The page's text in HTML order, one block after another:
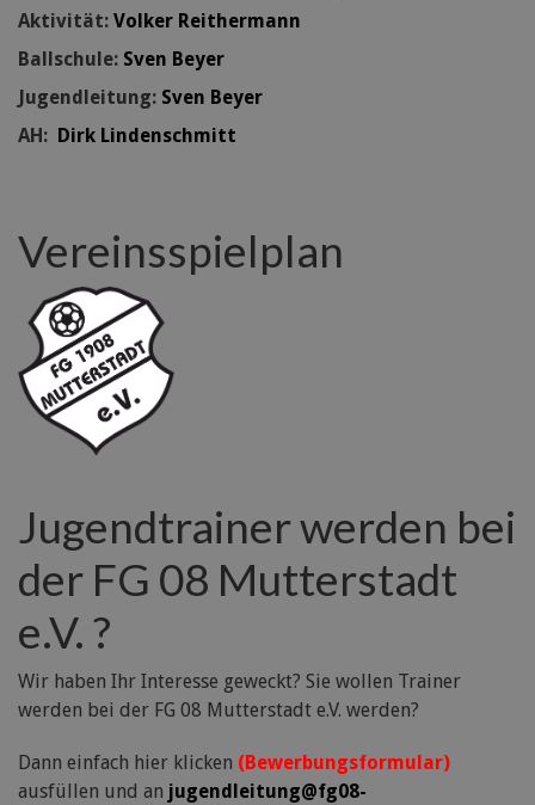
Aktivität: Volker Reithermann
Ballschule: Sven Beyer
Jugendleitung: Sven Beyer
AH: Dirk Lindenschmitt
Vereinsspielplan
Jugendtrainer werden bei
der FG 08 Mutterstadt
e.V. ?
Wir haben Ihr Interesse geweckt? Sie wollen Trainer
werden bei der FG 08 Mutterstadt e.V. werden?
Dann einfach hier klicken (Bewerbungsformular)
ausfüllen und an jugendleitung@fg08-